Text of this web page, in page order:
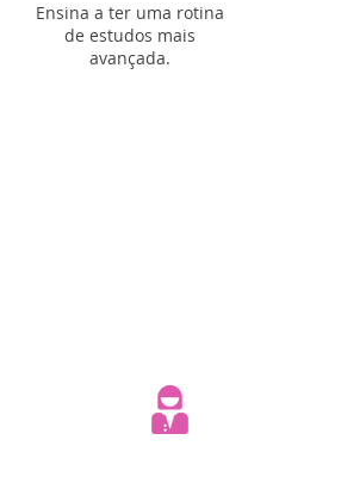
Ensina a ter uma rotina
de estudos mais
avançada.